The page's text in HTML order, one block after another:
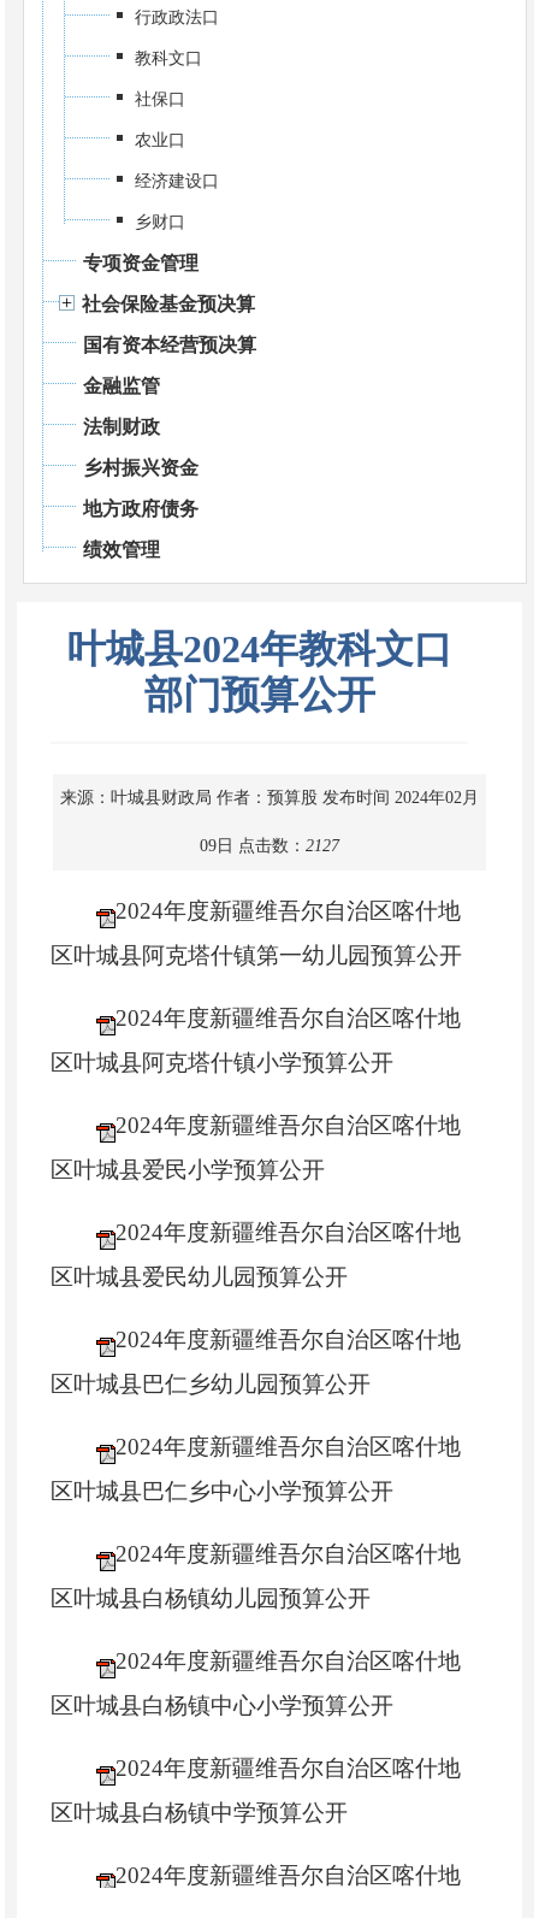
行政政法口
教科文口
社保口
农业口
经济建设口
乡财口
专项资金管理
社会保险基金预决算
国有资本经营预决算
金融监管
法制财政
乡村振兴资金
地方政府债务
绩效管理
叶城县2024年教科文口
部门预算公开
来源：叶城县财政局 作者：预算股 发布时间 2024年02月
09日 点击数： 2127
2024年度新疆维吾尔自治区喀什地
区叶城县阿克塔什镇第一幼儿园预算公开
2024年度新疆维吾尔自治区喀什地
区叶城县阿克塔什镇小学预算公开
2024年度新疆维吾尔自治区喀什地
区叶城县爱民小学预算公开
2024年度新疆维吾尔自治区喀什地
区叶城县爱民幼儿园预算公开
2024年度新疆维吾尔自治区喀什地
区叶城县巴仁乡幼儿园预算公开
2024年度新疆维吾尔自治区喀什地
区叶城县巴仁乡中心小学预算公开
2024年度新疆维吾尔自治区喀什地
区叶城县白杨镇幼儿园预算公开
2024年度新疆维吾尔自治区喀什地
区叶城县白杨镇中心小学预算公开
2024年度新疆维吾尔自治区喀什地
区叶城县白杨镇中学预算公开
2024年度新疆维吾尔自治区喀什地